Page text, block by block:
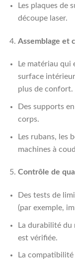
Les plaques de
découpe laser.
Assemblage et
Le matériau qui
surface
plus de confort.
Des supports
corps.
Les rubans, les
machines à
Contrôle de
Des tests de
(par exemple,
La durabilité du
est vérifiée.
La